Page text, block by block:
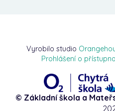
Vyrobilo studio
Prohlášení o
© Základní škola a